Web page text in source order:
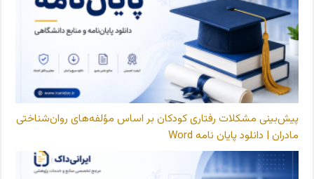
پیش‌بینی مشکلات رفتاری کودکان بر اساس مؤلفه‌های روان‌شناختی
مادران | دانلود پایان نامه Word